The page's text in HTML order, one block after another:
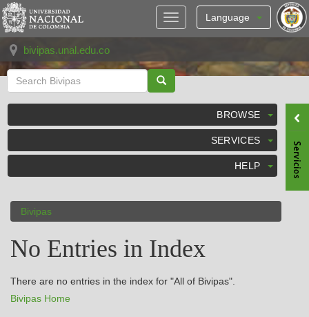
Skip
navigation
Language
bivipas.unal.edu.co
BROWSE
SERVICES
HELP
Bivipas
No Entries in Index
There are no entries in the index for "All of Bivipas".
Bivipas Home